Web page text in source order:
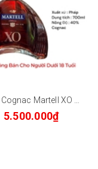
5.500.000₫